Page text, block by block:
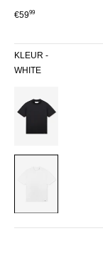
€5999
KLEUR -
WHITE